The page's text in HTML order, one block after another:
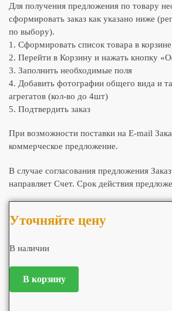
Для получения предложения по товару
сформировать заказ как указано ниже
по выбору).
1. Сформировать список товара в
2. Перейти в Корзину и нажать кнопку
3. Заполнить необходимые поля
4. Добавить фотографии общего вида и
агрегатов (кол-во до 4шт)
5. Подтвердить заказ
При возможности поставки на E-mail
коммерческое предложение.
В случае согласования предложения
направляет Счет. Срок действия
Уточняйте цену
В наличии
В корзину